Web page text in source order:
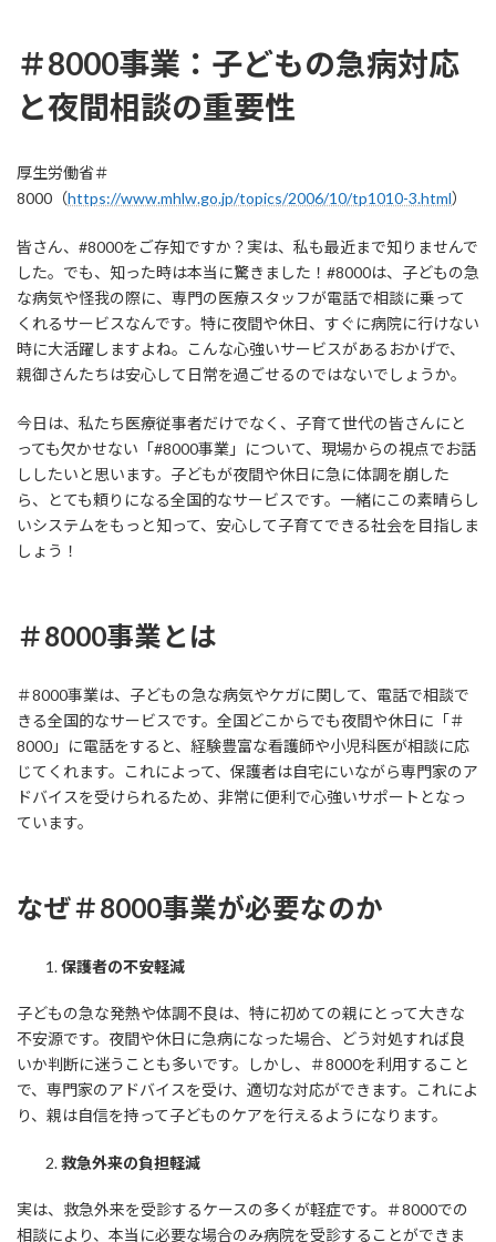
＃8000事業：子どもの急病対応
と夜間相談の重要性
厚生労働省＃
8000（https://www.mhlw.go.jp/topics/2006/10/tp1010-3.html）
皆さん、#8000をご存知ですか？実は、私も最近まで知りませんで
した。でも、知った時は本当に驚きました！#8000は、子どもの急
な病気や怪我の際に、専門の医療スタッフが電話で相談に乗って
くれるサービスなんです。特に夜間や休日、すぐに病院に行けない
時に大活躍しますよね。こんな心強いサービスがあるおかげで、
親御さんたちは安心して日常を過ごせるのではないでしょうか。
今日は、私たち医療従事者だけでなく、子育て世代の皆さんにと
っても欠かせない「#8000事業」について、現場からの視点でお話
ししたいと思います。子どもが夜間や休日に急に体調を崩した
ら、とても頼りになる全国的なサービスです。一緒にこの素晴らし
いシステムをもっと知って、安心して子育てできる社会を目指しま
しょう！
＃8000事業とは
＃8000事業は、子どもの急な病気やケガに関して、電話で相談で
きる全国的なサービスです。全国どこからでも夜間や休日に「＃
8000」に電話をすると、経験豊富な看護師や小児科医が相談に応
じてくれます。これによって、保護者は自宅にいながら専門家のア
ドバイスを受けられるため、非常に便利で心強いサポートとなっ
ています。
なぜ＃8000事業が必要なのか
保護者の不安軽減
子どもの急な発熱や体調不良は、特に初めての親にとって大きな
不安源です。夜間や休日に急病になった場合、どう対処すれば良
いか判断に迷うことも多いです。しかし、＃8000を利用すること
で、専門家のアドバイスを受け、適切な対応ができます。これによ
り、親は自信を持って子どものケアを行えるようになります。
救急外来の負担軽減
実は、救急外来を受診するケースの多くが軽症です。＃8000での
相談により、本当に必要な場合のみ病院を受診することができま